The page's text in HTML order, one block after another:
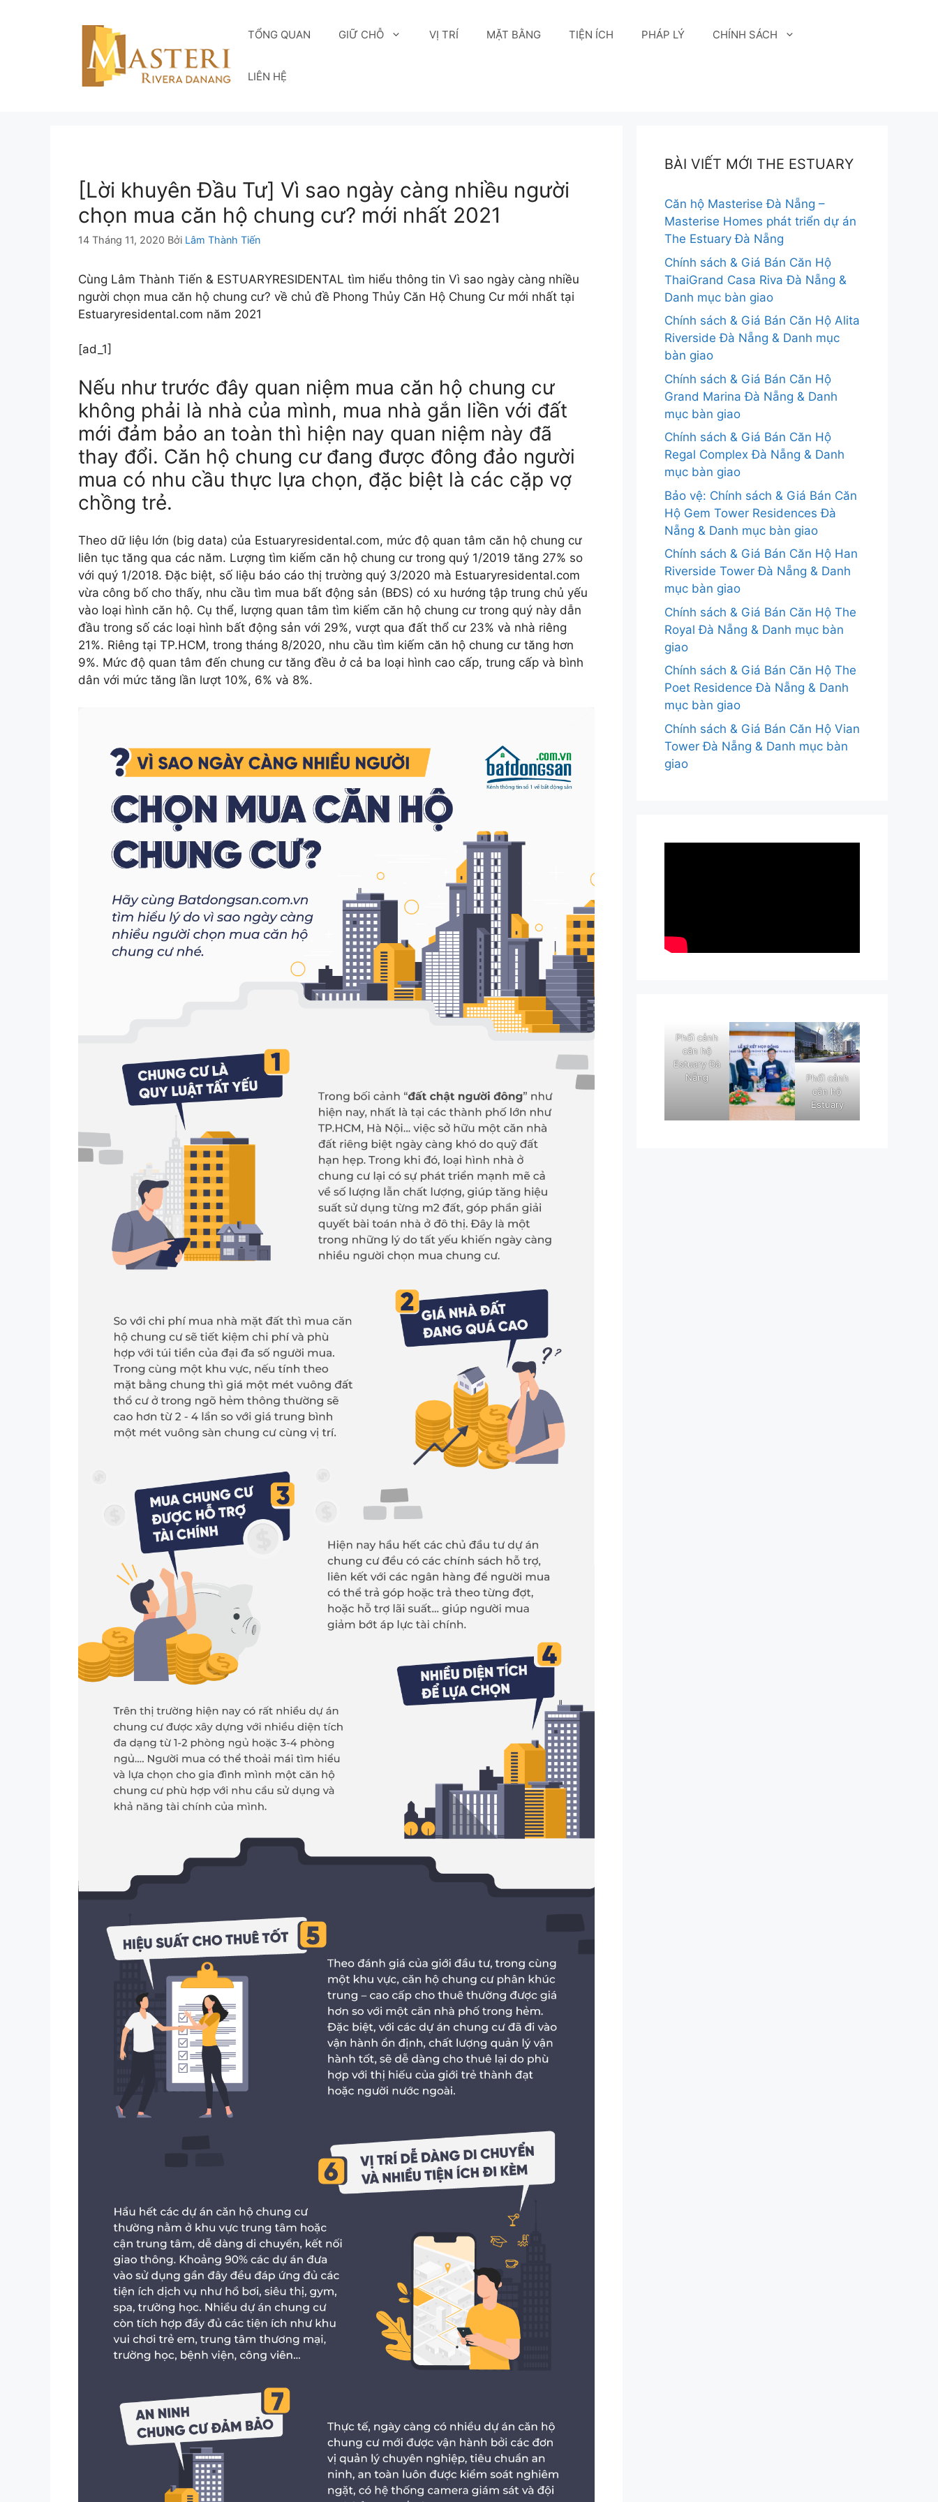
TỔNG QUAN GIỮ CHỖ VỊ TRÍ MẶT BẰNG TIỆN ÍCH PHÁP LÝ CHÍNH SÁCH
LIÊN HỆ
[Lời khuyên Đầu Tư] Vì sao ngày càng nhiều người
chọn mua căn hộ chung cư? mới nhất 2021
14 Tháng 11, 2020 Bởi Lâm Thành Tiến
Cùng Lâm Thành Tiến & ESTUARYRESIDENTAL tìm hiểu thông tin Vì sao ngày càng nhiều
người chọn mua căn hộ chung cư? về chủ đề Phong Thủy Căn Hộ Chung Cư mới nhất tại
Estuaryresidental.com năm 2021
[ad_1]
Nếu như trước đây quan niệm mua căn hộ chung cư
không phải là nhà của mình, mua nhà gắn liền với đất
mới đảm bảo an toàn thì hiện nay quan niệm này đã
thay đổi. Căn hộ chung cư đang được đông đảo người
mua có nhu cầu thực lựa chọn, đặc biệt là các cặp vợ
chồng trẻ.
Theo dữ liệu lớn (big data) của Estuaryresidental.com, mức độ quan tâm căn hộ chung cư
liên tục tăng qua các năm. Lượng tìm kiếm căn hộ chung cư trong quý 1/2019 tăng 27% so
với quý 1/2018. Đặc biệt, số liệu báo cáo thị trường quý 3/2020 mà Estuaryresidental.com
vừa công bố cho thấy, nhu cầu tìm mua bất động sản (BĐS) có xu hướng tập trung chủ yếu
vào loại hình căn hộ. Cụ thể, lượng quan tâm tìm kiếm căn hộ chung cư trong quý này dẫn
đầu trong số các loại hình bất động sản với 29%, vượt qua đất thổ cư 23% và nhà riêng
21%. Riêng tại TP.HCM, trong tháng 8/2020, nhu cầu tìm kiếm căn hộ chung cư tăng hơn
9%. Mức độ quan tâm đến chung cư tăng đều ở cả ba loại hình cao cấp, trung cấp và bình
dân với mức tăng lần lượt 10%, 6% và 8%.
BÀI VIẾT MỚI THE ESTUARY
Căn hộ Masterise Đà Nẵng –
Masterise Homes phát triển dự án
The Estuary Đà Nẵng
Chính sách & Giá Bán Căn Hộ
ThaiGrand Casa Riva Đà Nẵng &
Danh mục bàn giao
Chính sách & Giá Bán Căn Hộ Alita
Riverside Đà Nẵng & Danh mục
bàn giao
Chính sách & Giá Bán Căn Hộ
Grand Marina Đà Nẵng & Danh
mục bàn giao
Chính sách & Giá Bán Căn Hộ
Regal Complex Đà Nẵng & Danh
mục bàn giao
Bảo vệ: Chính sách & Giá Bán Căn
Hộ Gem Tower Residences Đà
Nẵng & Danh mục bàn giao
Chính sách & Giá Bán Căn Hộ Han
Riverside Tower Đà Nẵng & Danh
mục bàn giao
Chính sách & Giá Bán Căn Hộ The
Royal Đà Nẵng & Danh mục bàn
giao
Chính sách & Giá Bán Căn Hộ The
Poet Residence Đà Nẵng & Danh
mục bàn giao
Chính sách & Giá Bán Căn Hộ Vian
Tower Đà Nẵng & Danh mục bàn
giao
Phối cảnh
căn hộ
Estuary Đà
Nẵng
Phối cảnh
căn hộ
Estuary